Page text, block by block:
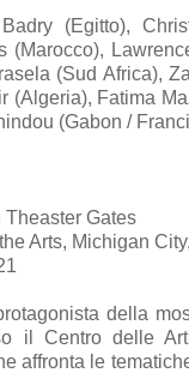
(Egitto),
(Marocco),
(Sud Africa),
(Algeria), Fatima
(Gabon /
Theaster Gates
Arts, Michigan
della
il Centro delle
affronta le